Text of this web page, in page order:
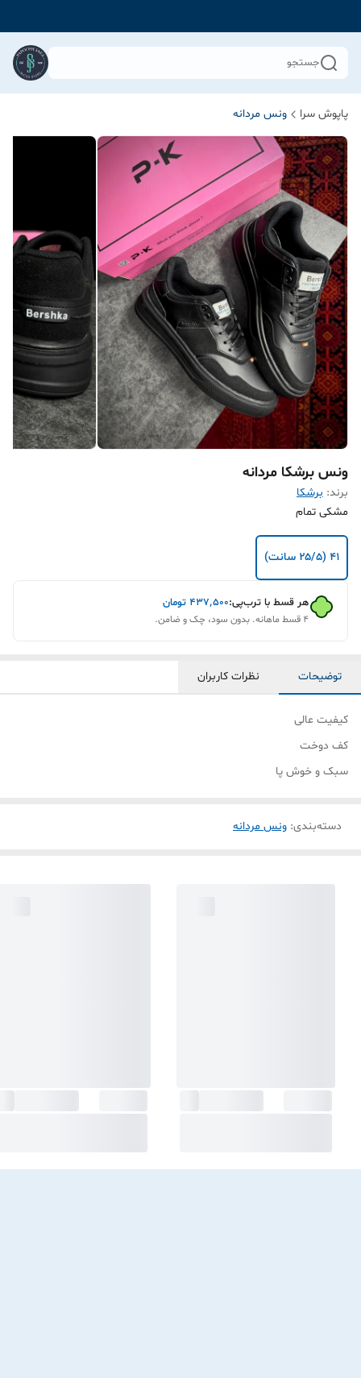
جستجو
پاپوش سرا ونس مردانه
ونس برشکا مردانه
برند: برشکا
مشکی تمام
۴۱ (۲۵/۵ سانت)
هر قسط با ترب‌پی:۴۳۷٬۵۰۰ تومان
۴ قسط ماهانه. بدون سود، چک و ضامن.
توضیحات نظرات کاربران
کیفیت عالی
کف دوخت
سبک و خوش پا
دسته‌بندی: ونس مردانه